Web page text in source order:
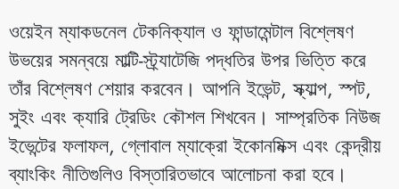
ওয়েইন ম্যাকডনেল টেকনিক্যাল ও ফান্ডামেন্টাল বিশ্লেষণ
উভয়ের সমন্বয়ে মাল্টি-স্ট্র্যাটেজি পদ্ধতির উপর ভিত্তি করে
তাঁর বিশ্লেষণ শেয়ার করবেন। আপনি ইভেন্ট, স্ক্যাল্প, স্পট,
সুইং এবং ক্যারি ট্রেডিং কৌশল শিখবেন। সাম্প্রতিক নিউজ
ইভেন্টের ফলাফল, গ্লোবাল ম্যাক্রো ইকোনমিক্স এবং কেন্দ্রীয়
ব্যাংকিং নীতিগুলিও বিস্তারিতভাবে আলোচনা করা হবে।